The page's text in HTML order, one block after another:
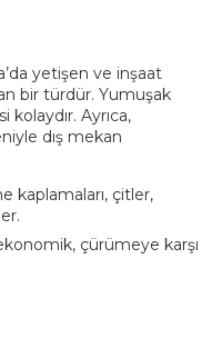
yetişen ve inşaat
bir türdür. Yumuşak
kolaydır. Ayrıca,
dış mekan
kaplamaları, çitler,
çürümeye karşı